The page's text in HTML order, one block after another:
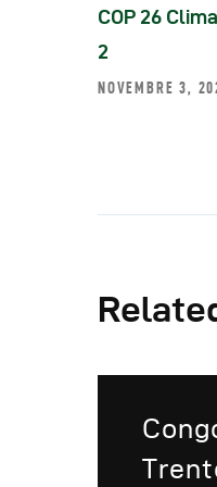
COP 26
2
NOVEMBRE 3,